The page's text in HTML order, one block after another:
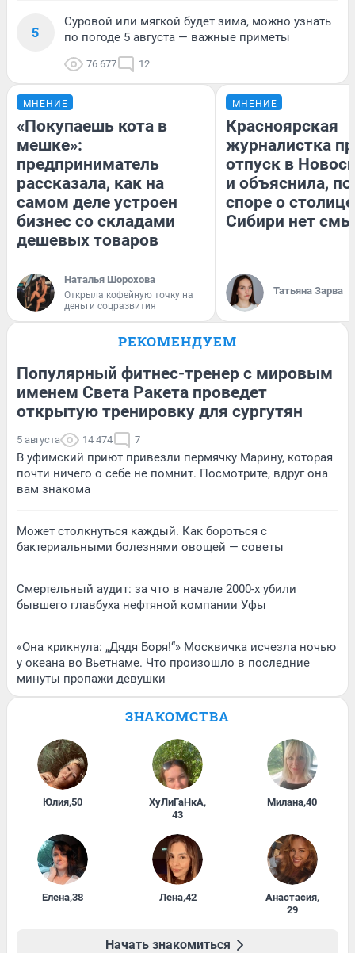
5
Суровой или мягкой будет зима, можно узнать
по погоде 5 августа — важные приметы
76 677 12
МНЕНИЕ
«Покупаешь кота в
мешке»:
предприниматель
рассказала, как на
самом деле устроен
бизнес со складами
дешевых товаров
Наталья Шорохова
Открыла кофейную точку на
деньги соцразвития
МНЕНИЕ
Красноярская
журналистка
отпуск в
и объяснила,
споре о столице
Сибири нет
Татьяна Зарва
РЕКОМЕНДУЕМ
Популярный фитнес-тренер с мировым
именем Света Ракета проведет
открытую тренировку для сургутян
5 августа 14 474 7
В уфимский приют привезли пермячку Марину, которая
почти ничего о себе не помнит. Посмотрите, вдруг она
вам знакома
Может столкнуться каждый. Как бороться с
бактериальными болезнями овощей — советы
Смертельный аудит: за что в начале 2000-х убили
бывшего главбуха нефтяной компании Уфы
«Она крикнула: „Дядя Боря!“» Москвичка исчезла ночью
у океана во Вьетнаме. Что произошло в последние
минуты пропажи девушки
ЗНАКОМСТВА
Юлия,50 ХуЛиГаНкА,
43
Милана,40
Елена,38 Лена,42 Анастасия,
29
Начать знакомиться